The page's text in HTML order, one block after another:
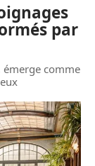
par
émerge comme